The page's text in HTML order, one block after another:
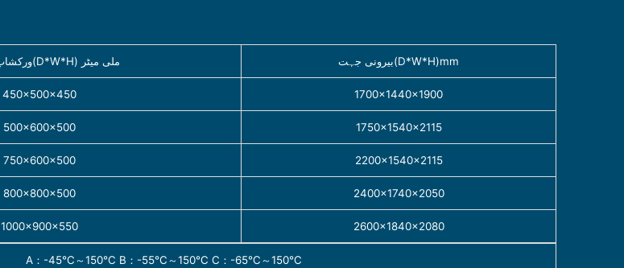
ورکشاپ کا سائز(D*W*H) ملی میٹر بیرونی جہت(D*W*H)mm
450×500×450 1700×1440×1900
500×600×500 1750×1540×2115
750×600×500 2200×1540×2115
800×800×500 2400×1740×2050
1000×900×550 2600×1840×2080
A：-45℃～150℃ B：-55℃～150℃ C：-65℃～150℃